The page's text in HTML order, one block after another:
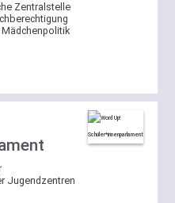
Zentralstelle
Jugendzentren